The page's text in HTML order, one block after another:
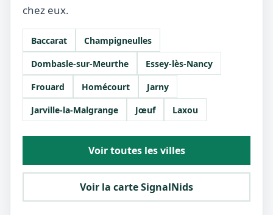
chez eux.
Baccarat
Champigneulles
Dombasle-sur-Meurthe
Essey-lès-Nancy
Frouard
Homécourt
Jarny
Jarville-la-Malgrange
Jœuf Laxou
Voir toutes les villes
Voir la carte SignalNids